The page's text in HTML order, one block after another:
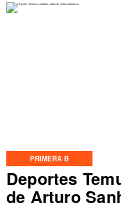
PRIMERA B
Deportes
de Arturo